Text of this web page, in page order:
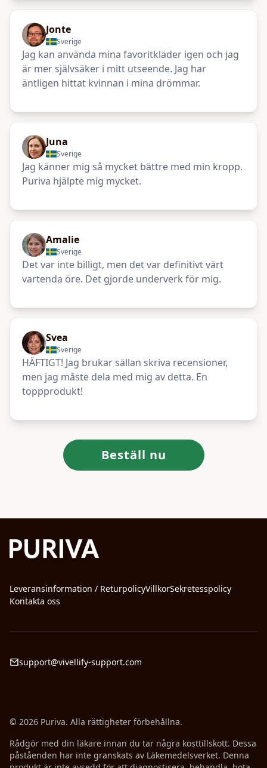
Jonte
Sverige
Jag kan använda mina favoritkläder igen och jag
är mer självsäker i mitt utseende. Jag har
äntligen hittat kvinnan i mina drömmar.
Juna
Sverige
Jag känner mig så mycket bättre med min kropp.
Puriva hjälpte mig mycket.
Amalie
Sverige
Det var inte billigt, men det var definitivt värt
vartenda öre. Det gjorde underverk för mig.
Svea
Sverige
HÄFTIGT! Jag brukar sällan skriva recensioner,
men jag måste dela med mig av detta. En
toppprodukt!
Beställ nu
Leveransinformation / ReturpolicyVillkorSekretesspolicy
Kontakta oss
© 2026 Puriva. Alla rättigheter förbehållna.
Rådgör med din läkare innan du tar några kosttillskott. Dessa
påståenden har inte granskats av Läkemedelsverket. Denna
support@vivellify-support.com